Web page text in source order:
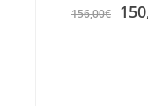
156,00€